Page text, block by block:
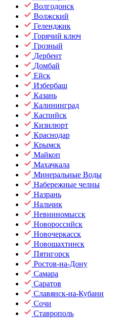
Волгодонск
Волжский
Геленджик
Горячий ключ
Грозный
Дербент
Домбай
Ейск
Избербаш
Казань
Калининград
Каспийск
Кизилюрт
Краснодар
Крымск
Майкоп
Махачкала
Минеральные Воды
Набережные челны
Назрань
Нальчик
Невинномысск
Новороссийск
Новочеркасск
Новошахтинск
Пятигорск
Ростов-на-Дону
Самара
Саратов
Славянск-на-Кубани
Сочи
Ставрополь